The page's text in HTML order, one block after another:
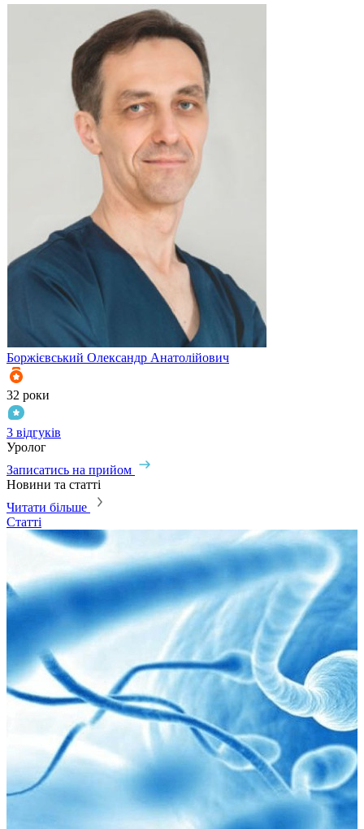
Боржієвський Олександр Анатолійович
32 роки
3 відгуків
Уролог
Записатись на прийом
Новини та статті
Читати більше
Статті